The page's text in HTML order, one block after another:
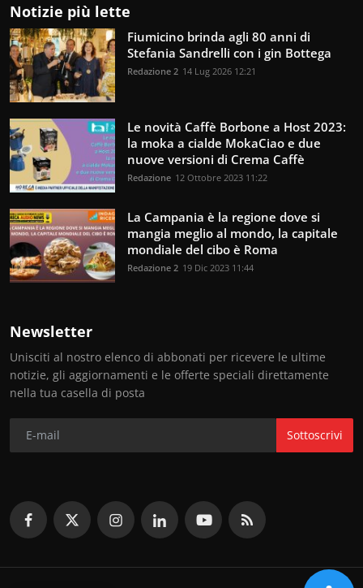
Notizie più lette
Fiumicino brinda agli 80 anni di
Stefania Sandrelli con i gin Bottega
Redazione 2 14 Lug 2026 12:21
Le novità Caffè Borbone a Host 2023:
la moka a cialde MokaCiao e due
nuove versioni di Crema Caffè
Redazione 12 Ottobre 2023 11:22
La Campania è la regione dove si
mangia meglio al mondo, la capitale
mondiale del cibo è Roma
Redazione 2 19 Dic 2023 11:44
Newsletter
Unisciti al nostro elenco di abbonati per ricevere le ultime
notizie, gli aggiornamenti e le offerte speciali direttamente
nella tua casella di posta
Sottoscrivi